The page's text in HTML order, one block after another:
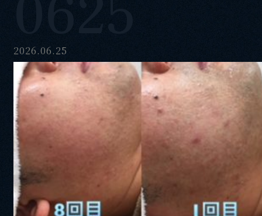
2026.06.25